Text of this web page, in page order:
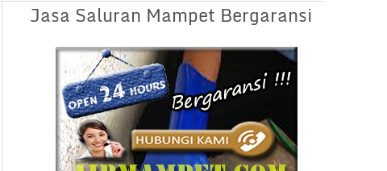
Jasa Saluran Mampet Bergaransi